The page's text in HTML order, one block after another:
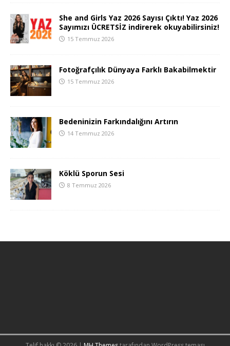
She and Girls Yaz 2026 Sayısı Çıktı! Yaz 2026
Sayımızı ÜCRETSİZ indirerek okuyabilirsiniz!
15 Temmuz 2026
Fotoğrafçılık Dünyaya Farklı Bakabilmektir
15 Temmuz 2026
Bedeninizin Farkındalığını Artırın
14 Temmuz 2026
Köklü Sporun Sesi
8 Temmuz 2026